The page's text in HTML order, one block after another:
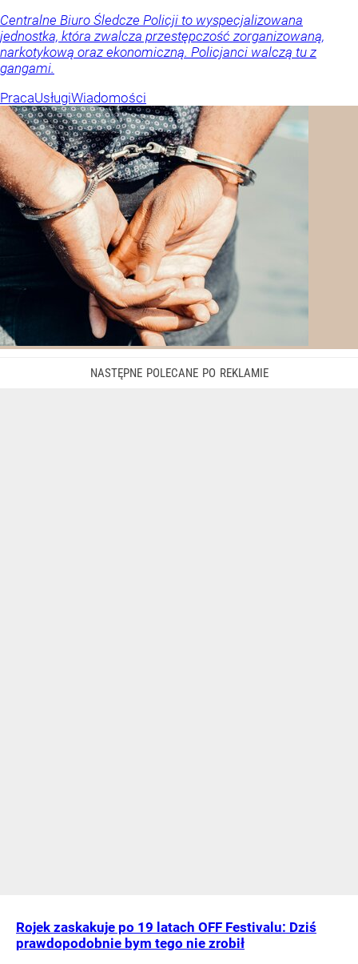
Centralne Biuro Śledcze Policji to wyspecjalizowana
jednostka, która zwalcza przestępczość zorganizowaną,
narkotykową oraz ekonomiczną. Policjanci walczą tu z
gangami.
PracaUsługiWiadomości
Rojek zaskakuje po 19 latach OFF Festivalu: Dziś
prawdopodobnie bym tego nie zrobił